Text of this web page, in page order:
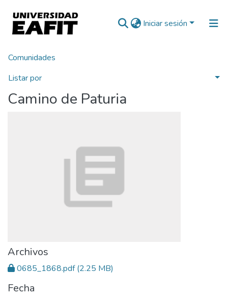
Iniciar sesión
Comunidades
Listar por
Estadísticas
Inicio Patrimonio Documental
Camino de Paturia
Archivos
0685_1868.pdf(2.25 MB)
Fecha